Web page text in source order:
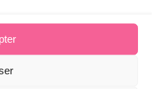
à celle-ci, par
ont la garde
».